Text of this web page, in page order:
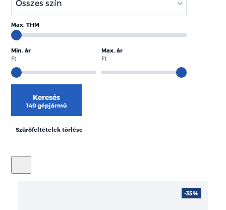
Max. THM
Min. ár
Ft
Max. ár
Ft
Keresés
140 gépjármű
Szűrőfeltételek törlése
-35%